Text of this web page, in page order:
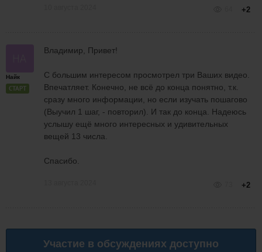
+2
Найк
СТАРТ
Владимир, Привет!
С большим интересом просмотрел три Ваших видео.
Впечатляет. Конечно, не всё до конца понятно, т.к.
сразу много информации, но если изучать пошагово
(Выучил 1 шаг, - повторил). И так до конца. Надеюсь
услышу ещё много интересных и удивительных
вещей 13 числа.
Спасибо.
+2
Участие в обсуждениях доступно